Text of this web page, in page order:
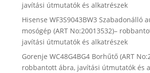
javítási útmutatók és alkatrészek
Hisense WF3S9043BW3 Szabadonálló
mosógép (ART No:20013532)–
javítási útmutatók és alkatrészek
Gorenje WC48G4BG4 Borhűtő (ART
robbantott ábra, javítási útmutatók és